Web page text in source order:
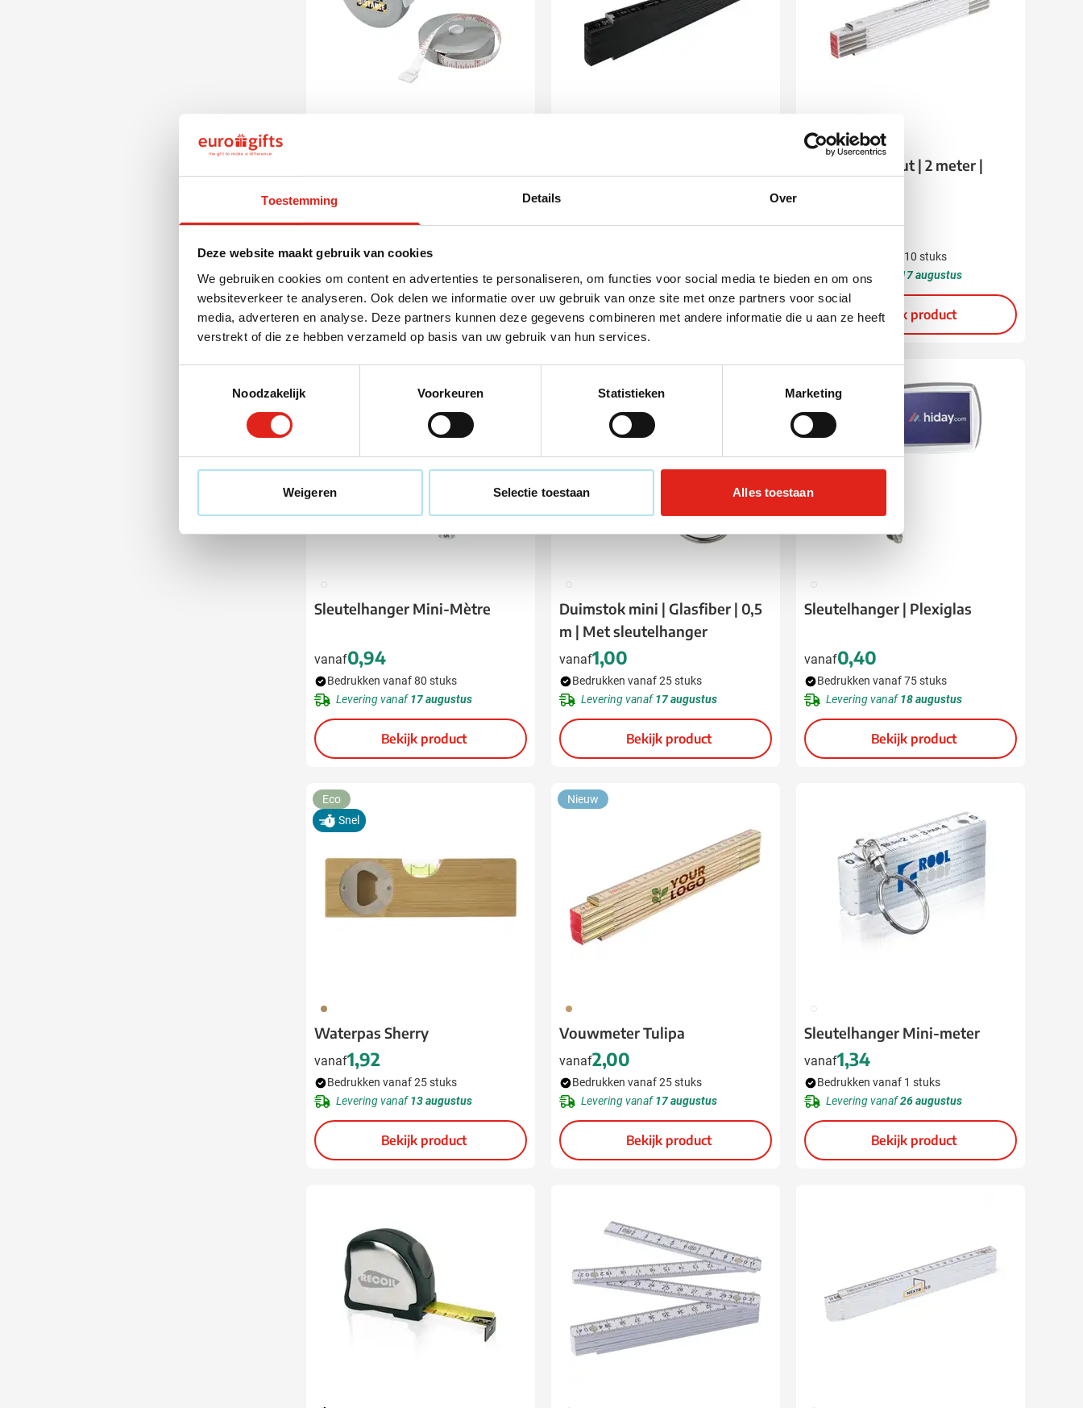
Toestemming Details Over
Deze website maakt gebruik van cookies
We gebruiken cookies om content en advertenties te personaliseren, om functies voor social media te bieden en om ons
websiteverkeer te analyseren. Ook delen we informatie over uw gebruik van onze site met onze partners voor social
media, adverteren en analyse. Deze partners kunnen deze gegevens combineren met andere informatie die u aan ze heeft
verstrekt of die ze hebben verzameld op basis van uw gebruik van hun services.
Noodzakelijk
Voorkeuren Statistieken Marketing
Weigeren Selectie toestaan Alles toestaan
0,44
Bedrukken vanaf 75 stuks
Levering vanaf 17 augustus
Bekijk product
2,91
Levering vanaf 13 augustus
Bekijk product
002
Duimstok | Hout | 2 meter |
3,46
Bedrukken vanaf 10 stuks
Levering vanaf
17 augustus
Bekijk product
002
Sleutelhanger Mini-Mètre
vanaf0,94
Bedrukken vanaf 80 stuks
Levering vanaf17 augustus
Bekijk product
002
Duimstok mini | Glasfiber | 0,5
m | Met sleutelhanger
vanaf1,00
Bedrukken vanaf 25 stuks
Levering vanaf17 augustus
Bekijk product
970
Sleutelhanger | Plexiglas
vanaf0,40
Bedrukken vanaf 75 stuks
Levering vanaf18 augustus
Bekijk product
011
Waterpas Sherry
vanaf1,92
Eco
Snel
Bedrukken vanaf 25 stuks
Levering vanaf13 augustus
Bekijk product
011
Vouwmeter Tulipa
vanaf2,00
Nieuw
Bedrukken vanaf 25 stuks
Levering vanaf17 augustus
Bekijk product
002
Sleutelhanger Mini-meter
vanaf1,34
Bedrukken vanaf 1 stuks
Levering vanaf26 augustus
Bekijk product